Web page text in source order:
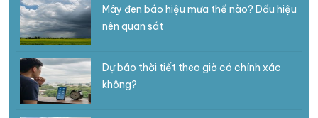
Mây đen báo hiệu mưa thế nào? Dấu hiệu
nên quan sát
Dự báo thời tiết theo giờ có chính xác
không?